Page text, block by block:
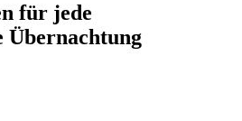
für jede
Übernachtung